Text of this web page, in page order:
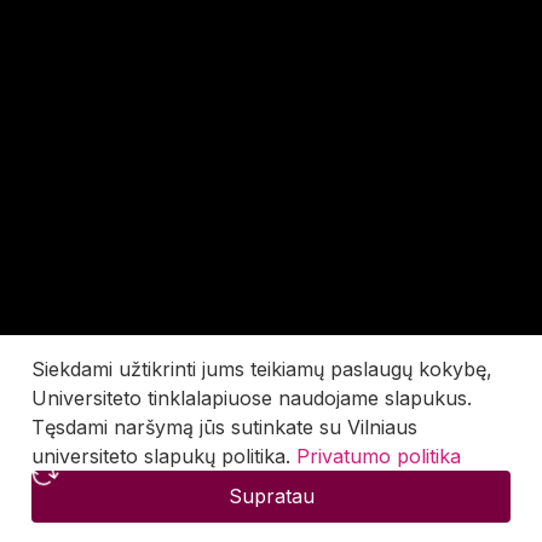
Siekdami užtikrinti jums teikiamų paslaugų kokybę,
Universiteto tinklalapiuose naudojame slapukus.
Tęsdami naršymą jūs sutinkate su Vilniaus
universiteto slapukų politika. Privatumo politika
Supratau